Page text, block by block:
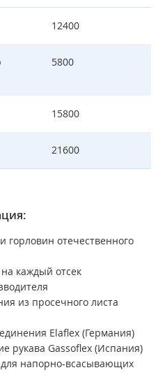
12400
5800
15800
21600
отечественного
каждый отсек
из просечного листа
Elaflex (Германия)
рукава Gassoflex (Испания)
напорно-всасывающих